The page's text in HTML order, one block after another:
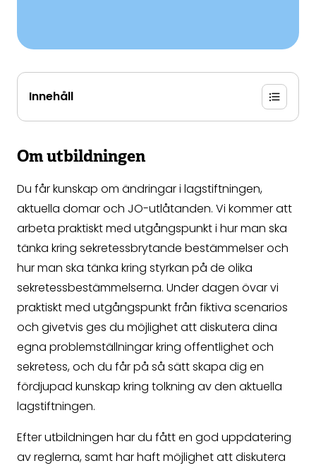
Innehåll
Om utbildningen
Du får kunskap om ändringar i lagstiftningen,
aktuella domar och JO-utlåtanden. Vi kommer att
arbeta praktiskt med utgångspunkt i hur man ska
tänka kring sekretessbrytande bestämmelser och
hur man ska tänka kring styrkan på de olika
sekretessbestämmelserna. Under dagen övar vi
praktiskt med utgångspunkt från fiktiva scenarios
och givetvis ges du möjlighet att diskutera dina
egna problemställningar kring offentlighet och
sekretess, och du får på så sätt skapa dig en
fördjupad kunskap kring tolkning av den aktuella
lagstiftningen.
Efter utbildningen har du fått en god uppdatering
av reglerna, samt har haft möjlighet att diskutera